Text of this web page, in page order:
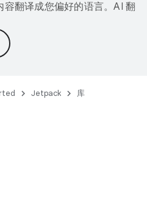
翻译成您偏好的语言。AI 翻
Jetpack 库